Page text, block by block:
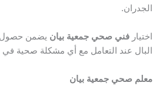
الجدران.
اختيارفني صحي جمعية بيان يضمن حصول
البال عند التعامل مع أي مشكلة صحية
معلم صحي جمعية بيان